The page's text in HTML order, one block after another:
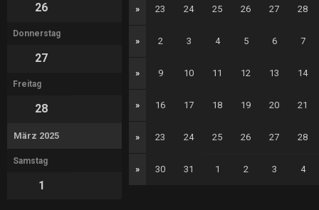
26
Donnerstag
27
Freitag
28
März 2025
Samstag
1
» 23 24 25 26 27 28
» 2 3 4 5 6 7
» 9 10 11 12 13 14
» 16 17 18 19 20 21
» 23 24 25 26 27 28
» 30 31 1 2 3 4